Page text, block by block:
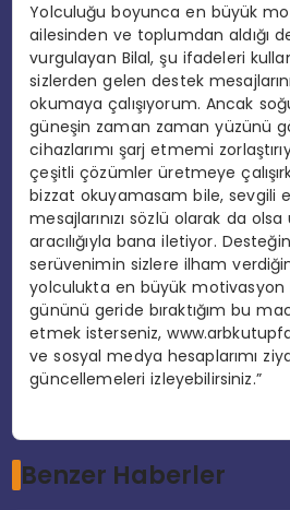
Yolculuğu boyunca en büyük
ailesinden ve toplumdan aldığı
vurgulayan Bilal, şu ifadeleri
sizlerden gelen destek
okumaya çalışıyorum. Ancak
güneşin zaman zaman yüzünü
cihazlarımı şarj etmemi
çeşitli çözümler üretmeye
bizzat okuyamasam bile, sevgili
mesajlarınızı sözlü olarak da
aracılığıyla bana iletiyor.
serüvenimin sizlere ilham
yolculukta en büyük motivasyon
gününü geride bıraktığım bu
etmek isterseniz,
ve sosyal medya hesaplarımı
güncellemeleri izleyebilirsiniz.”
Benzer Haberler